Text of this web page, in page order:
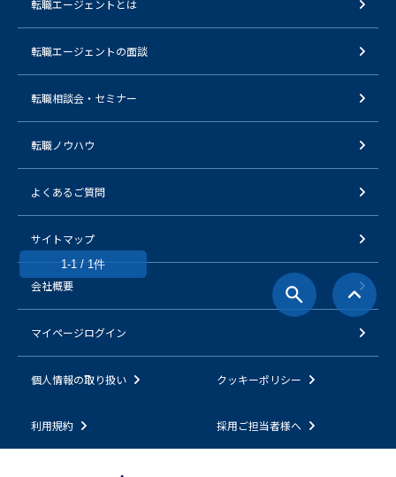
1-1 / 1件
転職エージェントとは
転職エージェントの面談
転職相談会・セミナー
転職ノウハウ
よくあるご質問
サイトマップ
会社概要
マイページログイン
個人情報の取り扱い クッキーポリシー
利用規約 採用ご担当者様へ